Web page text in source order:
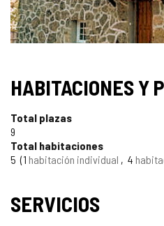
HABITACIONES Y
Total plazas
9
Total habitaciones
5
1 habitación individual 4
SERVICIOS